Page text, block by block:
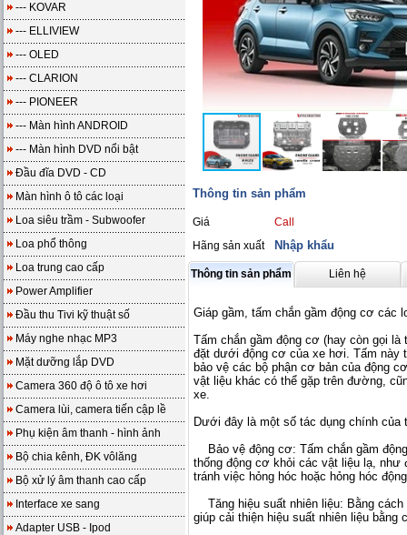
--- KOVAR
--- ELLIVIEW
--- OLED
--- CLARION
--- PIONEER
--- Màn hình ANDROID
--- Màn hình DVD nổi bật
Đầu đĩa DVD - CD
Màn hình ô tô các loại
Loa siêu trầm - Subwoofer
Loa phổ thông
Loa trung cao cấp
Power Amplifier
Đầu thu Tivi kỹ thuật số
Máy nghe nhạc MP3
Mặt dưỡng lắp DVD
Camera 360 độ ô tô xe hơi
Camera lùi, camera tiến cập lề
Phụ kiện âm thanh - hình ảnh
Bộ chia kênh, ĐK vôlăng
Bộ xử lý âm thanh cao cấp
Interface xe sang
Adapter USB - Ipod
Thông tin sản phẩm
Giá
Call
Hãng sản xuất
Nhập khẩu
Thông tin sản phẩm Liên hệ
Giáp gầm, tấm chắn gầm động cơ các
Tấm chắn gầm động cơ (hay còn gọi
đặt dưới động cơ của xe hơi. Tấm này
bảo vệ các bộ phận cơ bản của động
vật liệu khác có thể gặp trên đường,
xe.
Dưới đây là một số tác dụng chính của
Bảo vệ động cơ: Tấm chắn gầm
thống động cơ khỏi các vật liệu lạ, như
tránh việc hỏng hóc hoặc hỏng hóc
Tăng hiệu suất nhiên liệu: Bằng
giúp cải thiện hiệu suất nhiên liệu